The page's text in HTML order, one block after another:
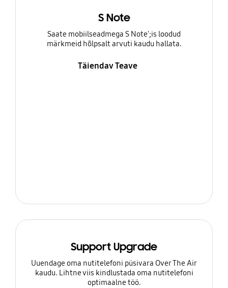
S Note
Saate mobiilseadmega S Note';is loodud
märkmeid hõlpsalt arvuti kaudu hallata.
Täiendav Teave
Support Upgrade
Uuendage oma nutitelefoni püsivara Over The Air
kaudu. Lihtne viis kindlustada oma nutitelefoni
optimaalne töö.